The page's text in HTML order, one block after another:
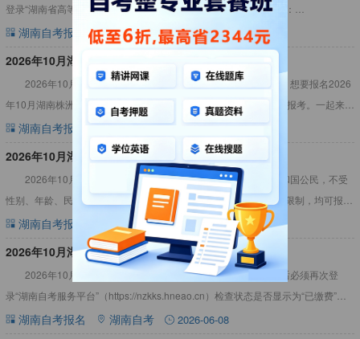
登录“湖南省高等教育自学考试综合管理平台-公共服务门户”（网址：
https://nzkks.hneao.cn），进行课程报考，网
湖南自考报名 湖南自考 2026-06-10
​2026年10月湖南株洲县自考报名材料（图文详解）
2026年10月湖南株洲县自考报名材料（图文详解）内容如下，想要报名2026
年10月湖南株洲县自学考试的考生，可提前准备好所需材料报名、报考。一起来看
看吧！2026年10月湖南株洲县自考报名材料（图文
湖南自考报名 湖南自考 2026-06-10
2026年10月湖南株洲县自考报名条件
2026年10月湖南株洲县自考报名条件要求：凡属中华人民共和国公民，不受
性别、年龄、民族、种族、宗教信仰、财产状况和已受教育程度的限制，均可报考
未加限制条件的专业。从2024年起，我省不接受不符合条件
湖南自考报名 湖南自考 2026-06-08
2026年10月湖南株洲县自考报名入口官网
2026年10月湖南株洲县自考报名入口官网已确定！考生缴费后必须再次登
录“湖南自考服务平台”（https://nzkks.hneao.cn）检查状态是否显示为“已缴费”，
如遇问题应及时与市州自考管理机
湖南自考报名 湖南自考 2026-06-08